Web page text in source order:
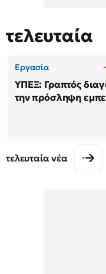
τελευταία
Εργασία
ΥΠΕΞ: Γραπτός
την πρόσληψη
τελευταία νέα